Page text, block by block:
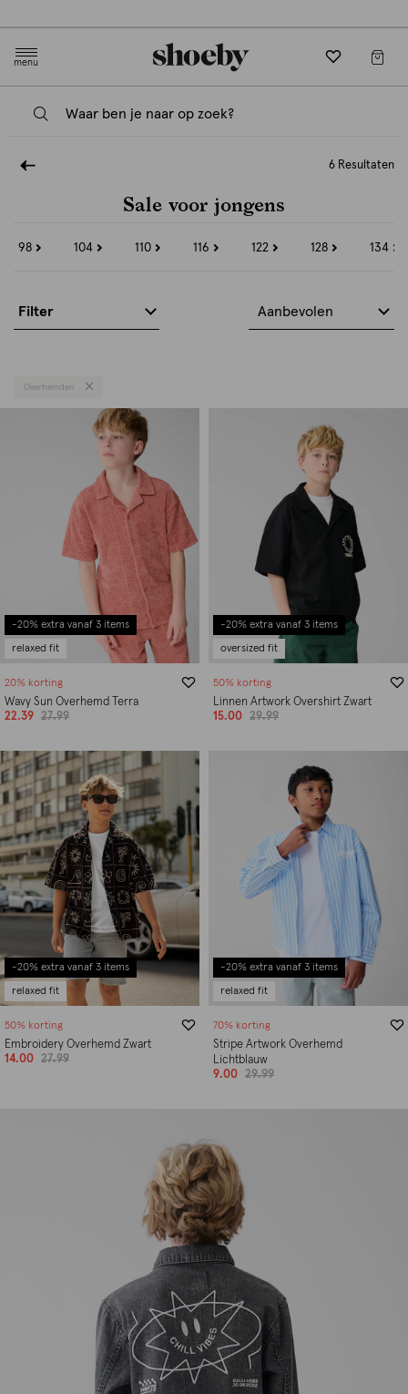
menu
6 Resultaten
Sale voor jongens
98
Refine
104
Refine
110
Refine
116
Refine
122
Refine
128
Refine
134
Refine
Filter Aanbevolen
Overhemden
-20% extra vanaf 3 items
relaxed fit
20% korting
Wavy Sun Overhemd Terra
22.39
27.99
-20% extra vanaf 3 items
oversized fit
50% korting
Linnen Artwork Overshirt Zwart
15.00
29.99
-20% extra vanaf 3 items
relaxed fit
50% korting
Embroidery Overhemd Zwart
14.00
27.99
-20% extra vanaf 3 items
relaxed fit
70% korting
Stripe Artwork Overhemd
Lichtblauw
9.00
29.99